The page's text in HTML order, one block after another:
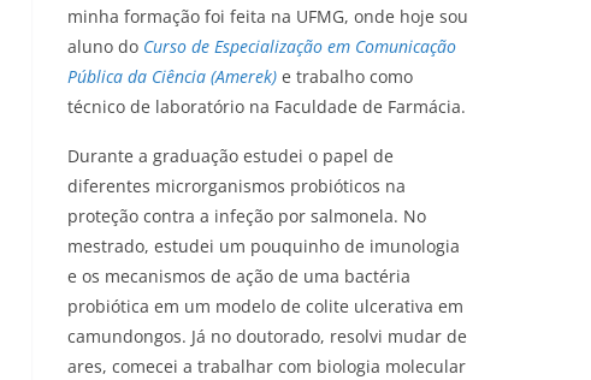
minha formação foi feita na UFMG, onde hoje sou
aluno do Curso de Especialização em Comunicação
Pública da Ciência (Amerek) e trabalho como
técnico de laboratório na Faculdade de Farmácia.
Durante a graduação estudei o papel de
diferentes microrganismos probióticos na
proteção contra a infeção por salmonela. No
mestrado, estudei um pouquinho de imunologia
e os mecanismos de ação de uma bactéria
probiótica em um modelo de colite ulcerativa em
camundongos. Já no doutorado, resolvi mudar de
ares, comecei a trabalhar com biologia molecular